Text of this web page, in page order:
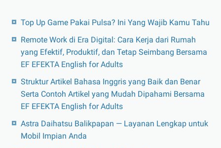
Top Up Game Pakai Pulsa? Ini Yang Wajib Kamu Tahu
Remote Work di Era Digital: Cara Kerja dari Rumah
yang Efektif, Produktif, dan Tetap Seimbang Bersama
EF EFEKTA English for Adults
Struktur Artikel Bahasa Inggris yang Baik dan Benar
Serta Contoh Artikel yang Mudah Dipahami Bersama
EF EFEKTA English for Adults
Astra Daihatsu Balikpapan — Layanan Lengkap untuk
Mobil Impian Anda